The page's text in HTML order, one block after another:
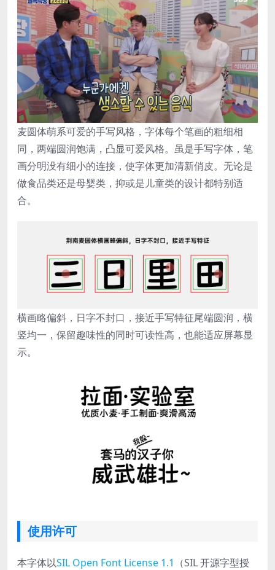
麦圆体萌系可爱的手写风格，字体每个笔画的粗细相
同，两端圆润饱满，凸显可爱风格。虽是手写字体，笔
画分明没有细小的连接，使字体更加清新俏皮。无论是
做食品类还是母婴类，抑或是儿童类的设计都特别适
合。
横画略偏斜，日字不封口，接近手写特征尾端圆润，横
竖均一，保留趣味性的同时可读性高，也能适应屏幕显
示。
使用许可
本字体以SIL Open Font License 1.1 （SIL 开源字型授